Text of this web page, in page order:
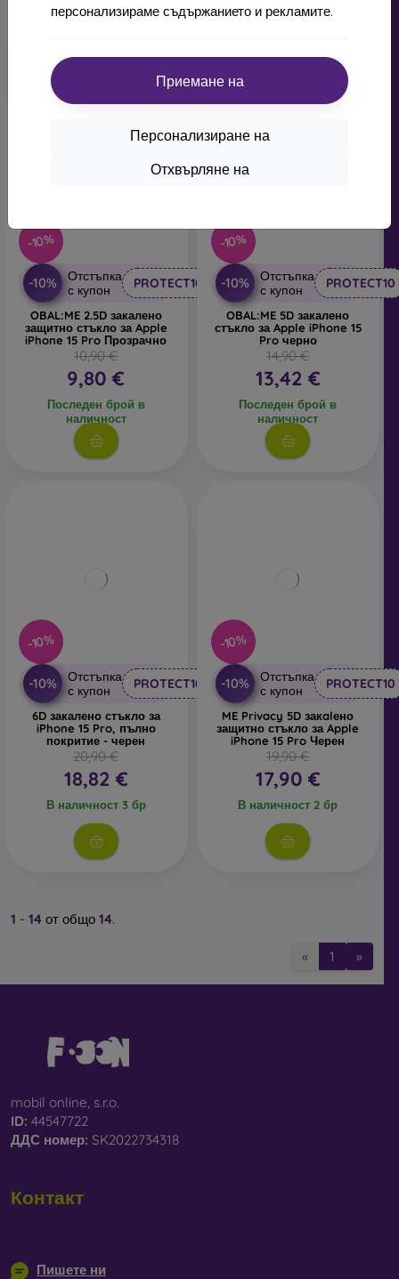
персонализираме съдържанието и рекламите.
Приемане на
Персонализиране на
Отхвърляне на
-10%
-10%
Отстъпка
с купон
PROTECT10
OBAL:ME 2.5D закалено
защитно стъкло за Apple
iPhone 15 Pro Прозрачно
10,90 €
9,80 €
Последен брой в
наличност
-10%
-10%
Отстъпка
с купон
PROTECT10
OBAL:ME 5D закалено
стъкло за Apple iPhone 15
Pro черно
14,90 €
13,42 €
Последен брой в
наличност
-10%
-10%
Отстъпка
с купон
PROTECT10
6D закалено стъкло за
iPhone 15 Pro, пълно
покритие - черен
20,90 €
18,82 €
В наличност 3 бр
-10%
-10%
Отстъпка
с купон
PROTECT10
ME Privacy 5D закalено
защитно стъкло за Apple
iPhone 15 Pro Черен
19,90 €
17,90 €
В наличност 2 бр
1 - 14 от общо 14.
« 1 »
mobil online, s.r.o.
ID: 44547722
ДДС ​​номер: SK2022734318
Контакт
Пишете ни